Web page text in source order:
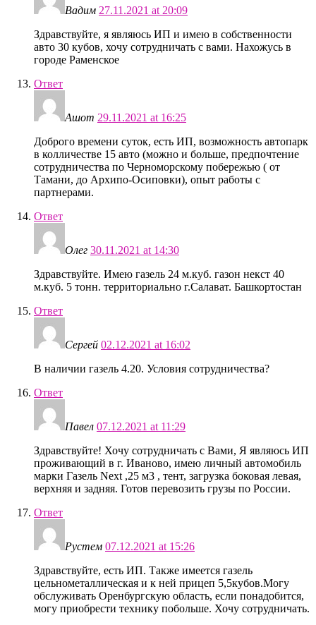
Вадим 27.11.2021 at 20:09
Здравствуйте, я являюсь ИП и имею в собственности
авто 30 кубов, хочу сотрудничать с вами. Нахожусь в
городе Раменское
Ответ
Ашот 29.11.2021 at 16:25
Доброго времени суток, есть ИП, возможность автопарк
в колличестве 15 авто (можно и больше, предпочтение
сотрудничества по Черноморскому побережью ( от
Тамани, до Архипо-Осиповки), опыт работы с
партнерами.
Ответ
Олег 30.11.2021 at 14:30
Здравствуйте. Имею газель 24 м.куб. газон некст 40
м.куб. 5 тонн. территориально г.Салават. Башкортостан
Ответ
Сергей 02.12.2021 at 16:02
В наличии газель 4.20. Условия сотрудничества?
Ответ
Павел 07.12.2021 at 11:29
Здравствуйте! Хочу сотрудничать с Вами, Я являюсь ИП
проживающий в г. Иваново, имею личный автомобиль
марки Газель Next ,25 м3 , тент, загрузка боковая левая,
верхняя и задняя. Готов перевозить грузы по России.
Ответ
Рустем 07.12.2021 at 15:26
Здравствуйте, есть ИП. Также имеется газель
цельнометаллическая и к ней прицеп 5,5кубов.Могу
обслуживать Оренбургскую область, если понадобится,
могу приобрести технику побольше. Хочу сотрудничать.